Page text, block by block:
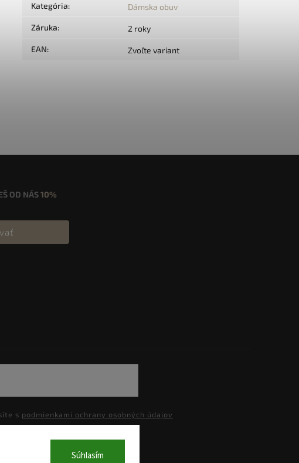
Súhlasím
Kategória: Dámska obuv
Záruka: 2 roky
EAN: Zvoľte variant
OD NÁS10%
s podmienkami ochrany osobných údajov